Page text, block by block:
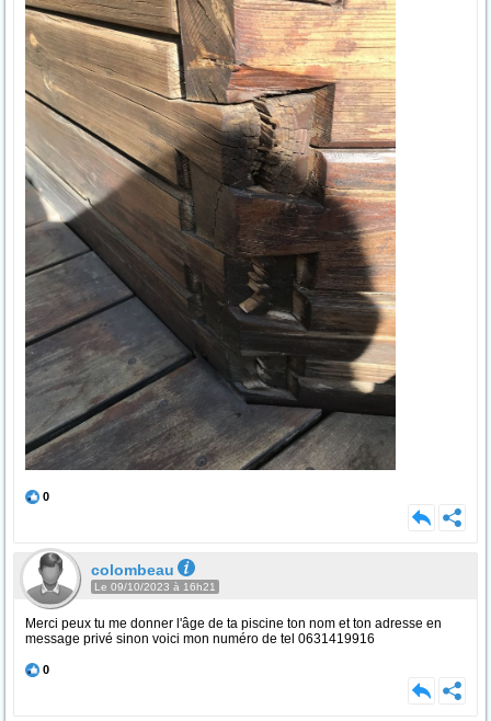
0
colombeau
Le 09/10/2023 à 16h21
Merci peux tu me donner l'âge de ta piscine ton nom et ton adresse en
message privé sinon voici mon numéro de tel 0631419916
0